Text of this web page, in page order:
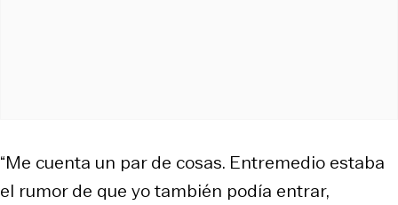
“Me cuenta un par de cosas. Entremedio estaba
el rumor de que yo también podía entrar,